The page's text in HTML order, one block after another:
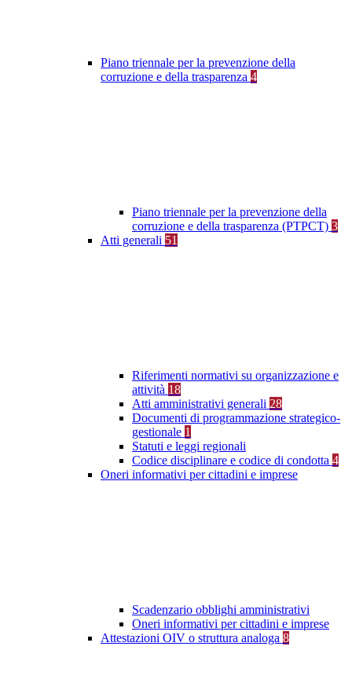
Piano triennale per la prevenzione della
corruzione e della trasparenza 4
Piano triennale per la prevenzione della
corruzione e della trasparenza (PTPCT) 3
Atti generali 51
Riferimenti normativi su organizzazione e
attività 18
Atti amministrativi generali 28
Documenti di programmazione strategico-
gestionale 1
Statuti e leggi regionali
Codice disciplinare e codice di condotta 4
Oneri informativi per cittadini e imprese
Scadenzario obblighi amministrativi
Oneri informativi per cittadini e imprese
Attestazioni OIV o struttura analoga 8